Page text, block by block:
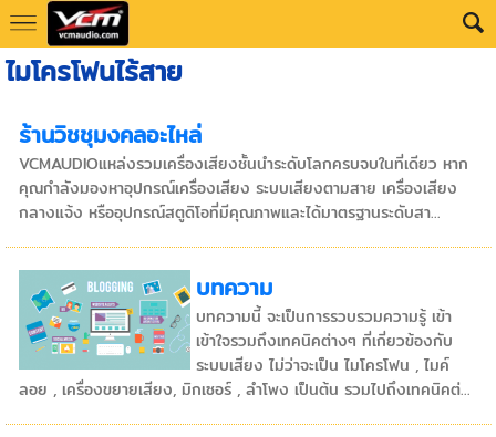
ไมโครโฟนไร้สาย
ร้านวิชชุมงคลอะไหล่
VCMAUDIOแหล่งรวมเครื่องเสียงชั้นนำระดับโลกครบจบในที่เดียว หาก
คุณกำลังมองหาอุปกรณ์เครื่องเสียง ระบบเสียงตามสาย เครื่องเสียง
กลางแจ้ง หรืออุปกรณ์สตูดิโอที่มีคุณภาพและได้มาตรฐานระดับสา...
บทความ
บทความนี้ จะเป็นการรวบรวมความรู้ เข้า
เข้าใจรวมถึงเทคนิคต่างๆ ที่เกี่ยวข้องกับ
ระบบเสียง ไม่ว่าจะเป็น ไมโครโฟน , ไมค์
ลอย , เครื่องขยายเสียง, มิกเซอร์ , ลำโพง เป็นต้น รวมไปถึงเทคนิคต่...